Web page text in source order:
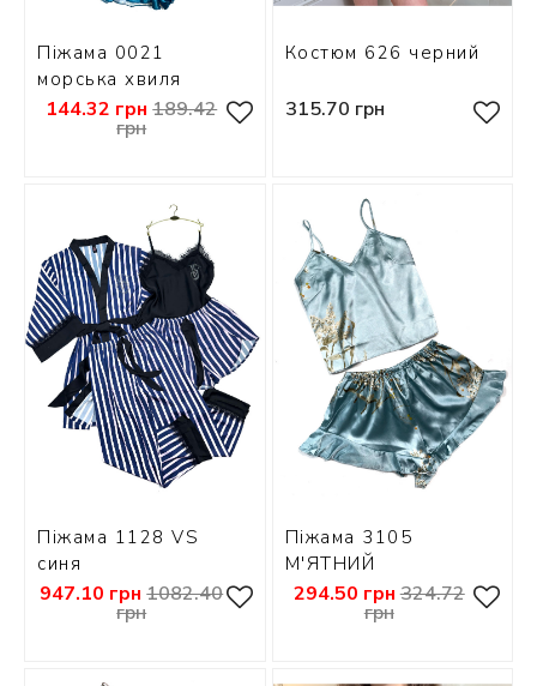
Піжама 0021
морська хвиля
144.32 грн 189.42
грн
Костюм 626 черний
315.70 грн
Піжама 1128 VS
синя
947.10 грн 1082.40
грн
Піжама 3105
М'ЯТНИЙ
294.50 грн 324.72
грн